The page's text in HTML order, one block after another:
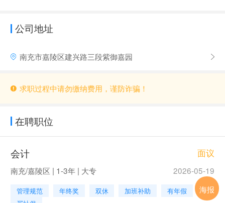
公司地址
南充市嘉陵区建兴路三段紫御嘉园
求职过程中请勿缴纳费用，谨防诈骗！
在聘职位
会计 面议
南充/嘉陵区 | 1-3年 | 大专 2026-05-19
管理规范 年终奖 双休 加班补助
有年假
海报